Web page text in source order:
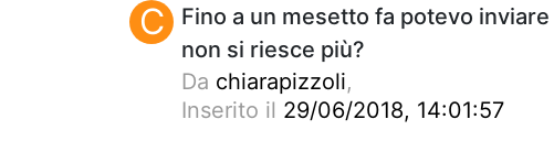
C
Fino a un mesetto fa potevo
non si riesce più?
Da chiarapizzoli,
Inserito il 29/06/2018, 14:01:57